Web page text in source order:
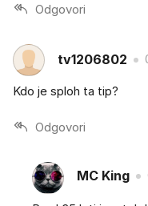
Odgovori
tv1206802
Kdo je sploh ta tip?
Odgovori
MC King